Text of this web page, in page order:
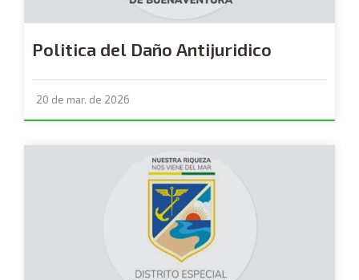
Politica del Daño Antijuridico
20 de mar. de 2026